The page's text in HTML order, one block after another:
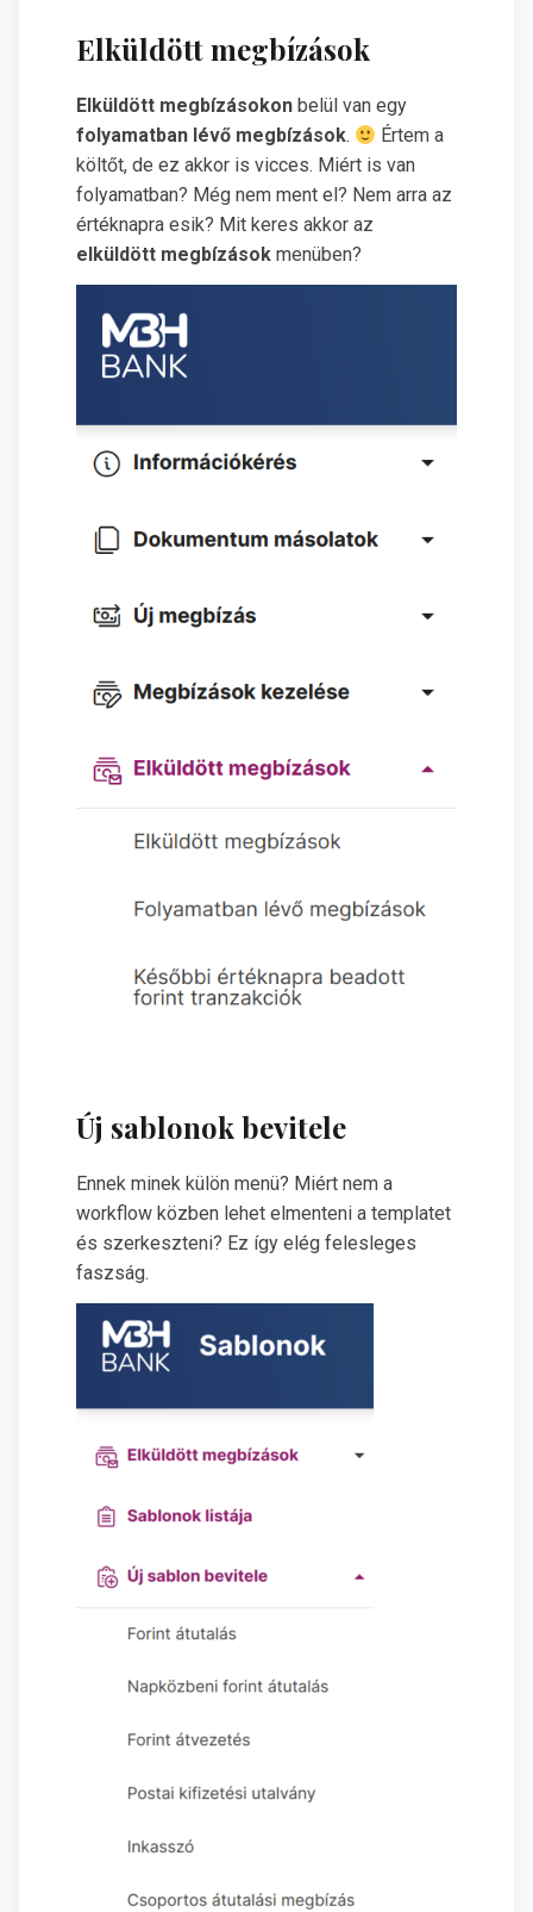
Elküldött megbízások
Elküldött megbízásokon belül van egy
folyamatban lévő megbízások.
Értem a
költőt, de ez akkor is vicces. Miért is van
folyamatban? Még nem ment el? Nem arra az
értéknapra esik? Mit keres akkor az
elküldött megbízások menüben?
Új sablonok bevitele
Ennek minek külön menü? Miért nem a
workflow közben lehet elmenteni a templatet
és szerkeszteni? Ez így elég felesleges
faszság.